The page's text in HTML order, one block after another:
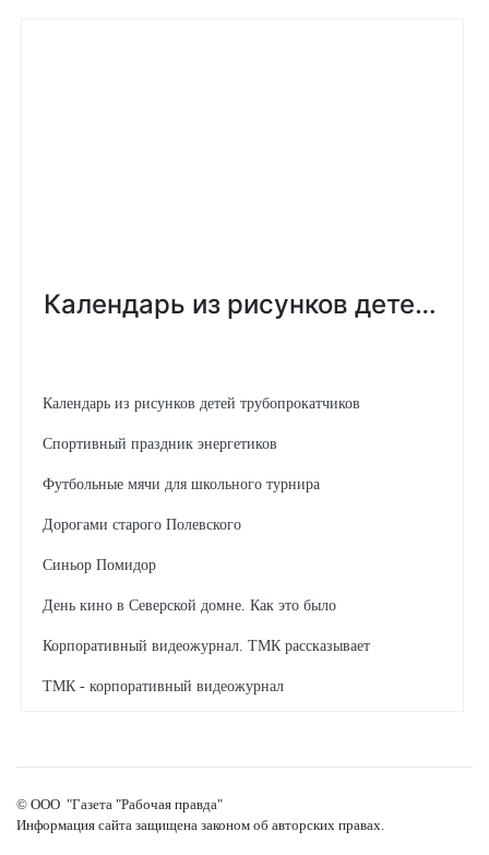
Календарь из рисунков детей трубопрокатчиков
Спортивный праздник энергетиков
Футбольные мячи для школьного турнира
Дорогами старого Полевского
Синьор Помидор
День кино в Северской домне. Как это было
Корпоративный видеожурнал. ТМК рассказывает
ТМК - корпоративный видеожурнал
"Городок Солнца" отметил юбилей
Как чествовали Ильдуса Кутлубаева
© ООО "Газета "Рабочая правда"
Информация сайта защищена законом об авторских правах.